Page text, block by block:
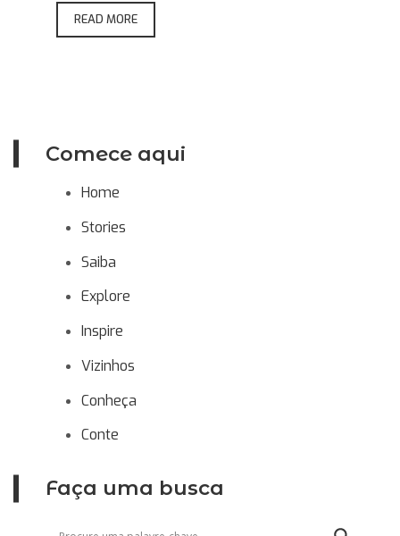
Comece aqui
Home
Stories
Saiba
Explore
Inspire
Vizinhos
Conheça
Conte
Faça uma busca
READ MORE